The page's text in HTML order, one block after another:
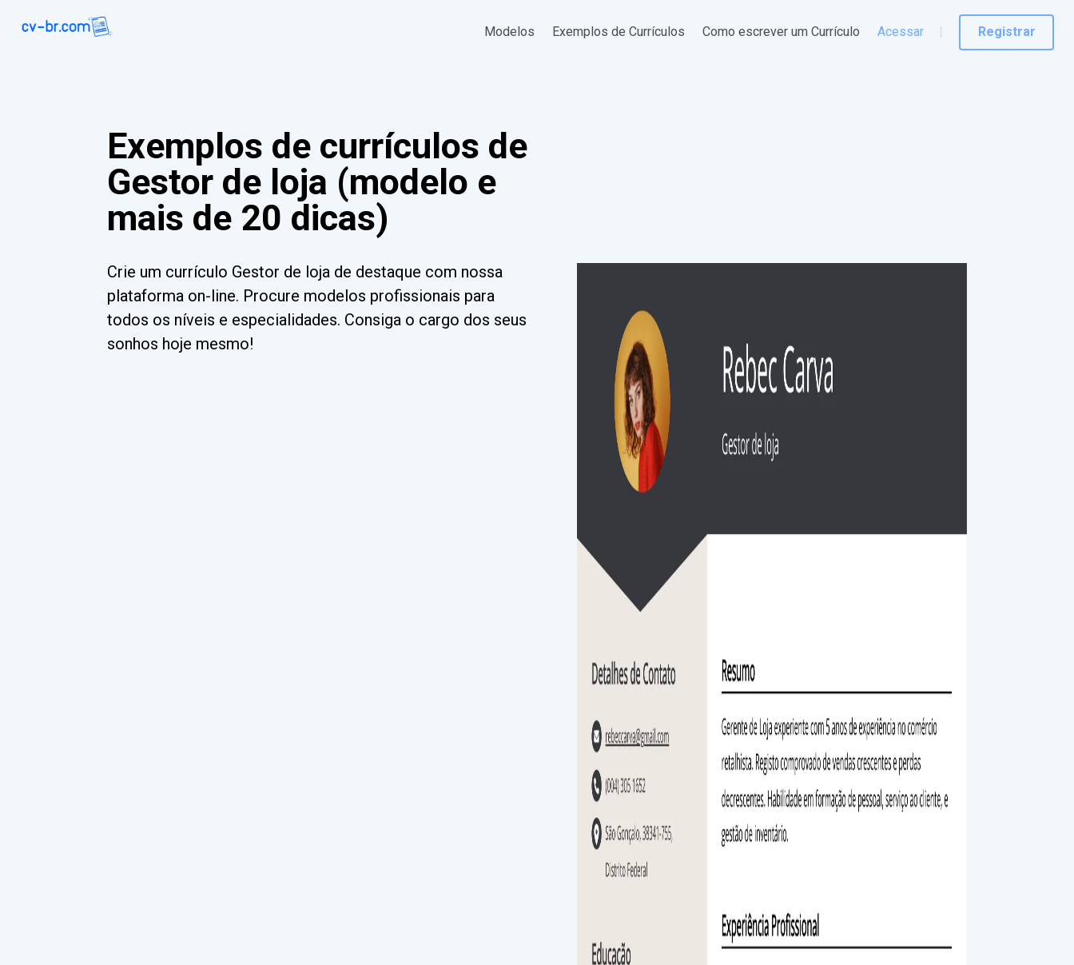
Modelos Exemplos de Currículos Como escrever um Currículo Acessar Registrar
Exemplos de currículos de
Gestor de loja (modelo e
mais de 20 dicas)
Crie um currículo Gestor de loja de destaque com nossa
plataforma on-line. Procure modelos profissionais para
todos os níveis e especialidades. Consiga o cargo dos seus
sonhos hoje mesmo!